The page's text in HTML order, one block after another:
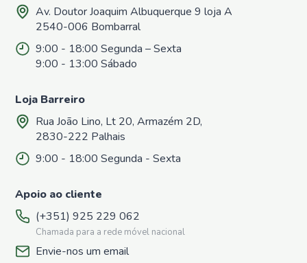
Av. Doutor Joaquim Albuquerque 9 loja A
2540-006 Bombarral
9:00 - 18:00 Segunda – Sexta
9:00 - 13:00 Sábado
Loja Barreiro
Rua João Lino, Lt 20, Armazém 2D,
2830-222 Palhais
9:00 - 18:00 Segunda - Sexta
Apoio ao cliente
(+351) 925 229 062
Chamada para a rede móvel nacional
Envie-nos um email